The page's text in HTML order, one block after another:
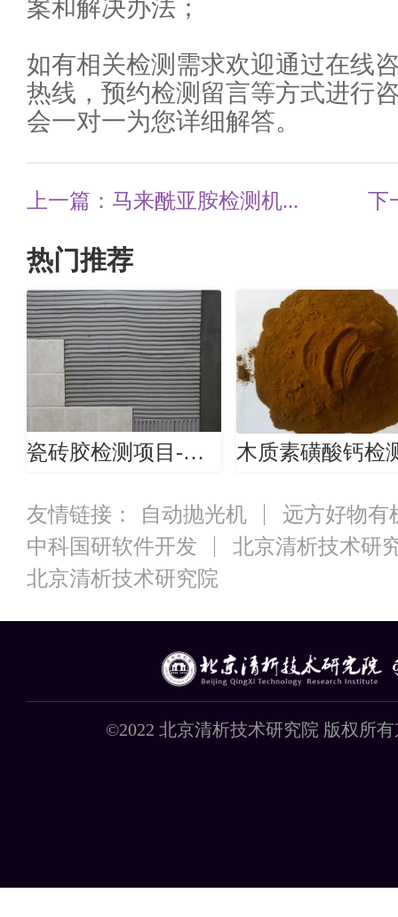
案和解决办法；
如有相关检测需求欢迎通过在线
热线，预约检测留言等方式进行
会一对一为您详细解答。
上一篇：马来酰亚胺检测机... 下
热门推荐
瓷砖胶检测项目-瓷砖胶检测机构
友情链接： 自动抛光机
远方好物有
中科国研软件开发
北京清析技术研
北京清析技术研究院
©2022 北京清析技术研究院 版权所有